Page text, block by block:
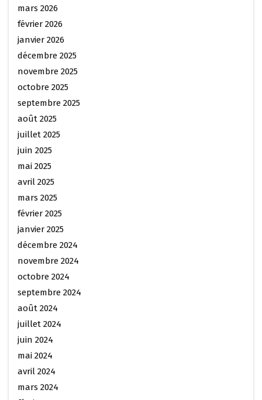
mars 2026
février 2026
janvier 2026
décembre 2025
novembre 2025
octobre 2025
septembre 2025
août 2025
juillet 2025
juin 2025
mai 2025
avril 2025
mars 2025
février 2025
janvier 2025
décembre 2024
novembre 2024
octobre 2024
septembre 2024
août 2024
juillet 2024
juin 2024
mai 2024
avril 2024
mars 2024